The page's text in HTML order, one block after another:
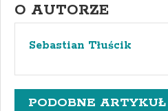
O AUTORZE
Sebastian Tłuścik
PODOBNE ARTYKUŁ